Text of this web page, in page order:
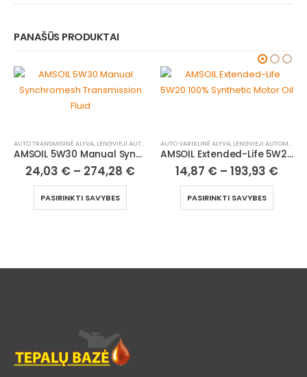
PANAŠŪS PRODUKTAI
AUTO VARIKLINĖ ALYVA,LENGVIEJI AUTOMOBILIAI
AMSOIL Extended-Life 5W20 100% Synthetic Motor Oil
14,87 € – 193,93 €
PASIRINKTI SAVYBES
AUTO TRANSMISINĖ ALYVA,LENGVIEJI AUTOMOBILIAI
AMSOIL Severe Gear® 75W110 100% Synthetic Gear Lube
24,62€ – 281,07€
PASIRINKTI SAVYBES